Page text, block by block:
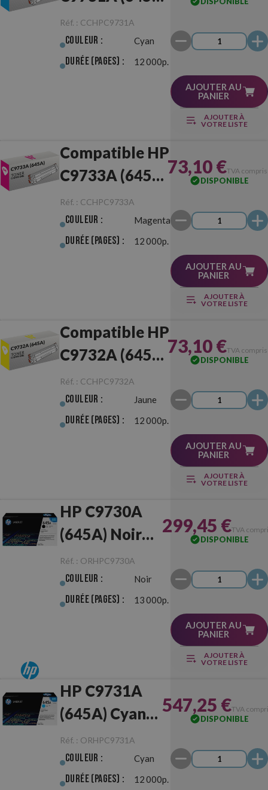
Cyan
Réf. : CCHPC9731A
Couleur : Cyan
Durée (pages) : 12 000p.
AJOUTER AU
PANIER
AJOUTER À
VOTRE LISTE
Compatible HP
C9733A (645A)
Magenta
Réf. : CCHPC9733A
Couleur : Magenta
Durée (pages) : 12 000p.
73,10 €TVA
DISPONIBLE
AJOUTER AU
PANIER
AJOUTER À
VOTRE LISTE
Compatible HP
C9732A (645A)
Jaune
Réf. : CCHPC9732A
Couleur : Jaune
Durée (pages) : 12 000p.
73,10 €TVA
DISPONIBLE
AJOUTER AU
PANIER
AJOUTER À
VOTRE LISTE
HP C9730A
(645A) Noir
Originale
Réf. : ORHPC9730A
Couleur : Noir
Durée (pages) : 13 000p.
299,45 €TVA
DISPONIBLE
AJOUTER AU
PANIER
AJOUTER À
VOTRE LISTE
HP C9731A
(645A) Cyan
Originale
Réf. : ORHPC9731A
Couleur : Cyan
Durée (pages) : 12 000p.
547,25 €TVA
DISPONIBLE